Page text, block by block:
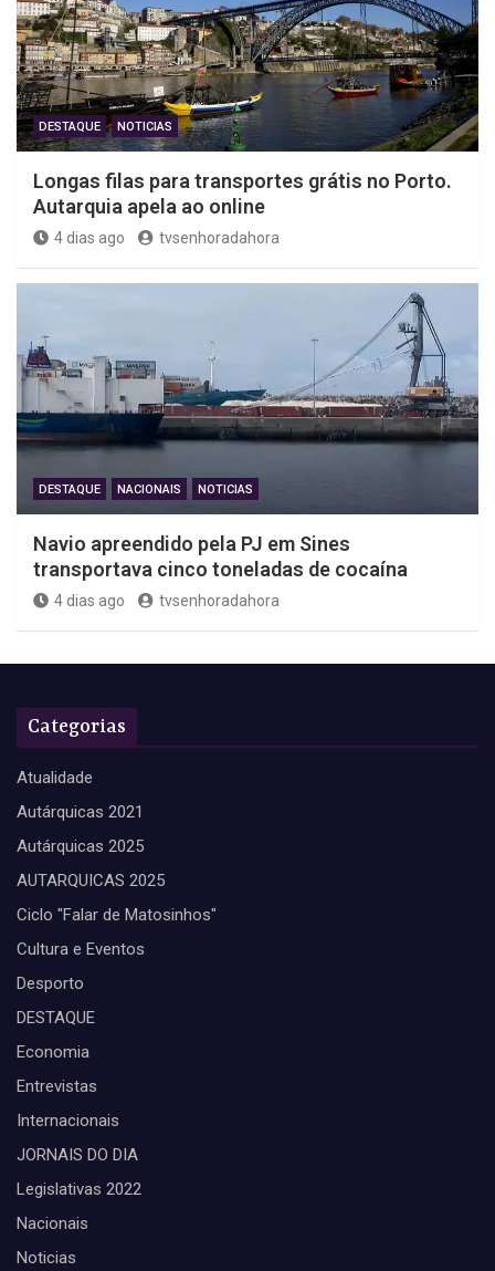
DESTAQUE NOTICIAS
Longas filas para transportes grátis no Porto.
Autarquia apela ao online
4 dias ago tvsenhoradahora
DESTAQUE NACIONAIS NOTICIAS
Navio apreendido pela PJ em Sines
transportava cinco toneladas de cocaína
4 dias ago tvsenhoradahora
Categorias
Atualidade
Autárquicas 2021
Autárquicas 2025
AUTARQUICAS 2025
Ciclo "Falar de Matosinhos"
Cultura e Eventos
Desporto
DESTAQUE
Economia
Entrevistas
Internacionais
JORNAIS DO DIA
Legislativas 2022
Nacionais
Noticias